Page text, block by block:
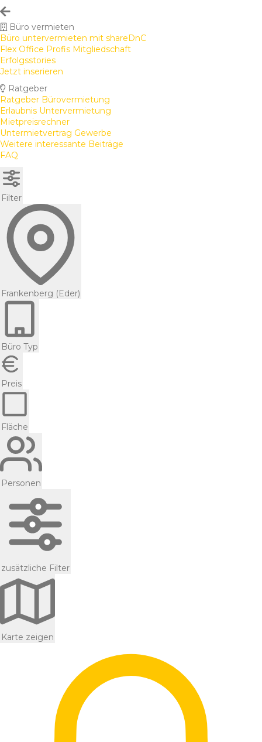
Büro vermieten
Büro untervermieten mit shareDnC
Flex Office Profis Mitgliedschaft
Erfolgsstories
Jetzt inserieren
Ratgeber
Ratgeber Bürovermietung
Erlaubnis Untervermietung
Mietpreisrechner
Untermietvertrag Gewerbe
Weitere interessante Beiträge
FAQ
Filter
Frankenberg (Eder)
Büro Typ
Preis
Fläche
Personen
zusätzliche Filter
Karte zeigen